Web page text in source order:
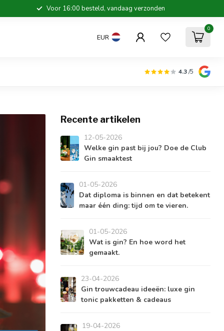
Voor 16:00 besteld, vandaag verzonden
EUR
0
4.3/5
Recente artikelen
12-05-2026
Welke gin past bij jou? Doe de Club
Gin smaaktest
01-05-2026
Dat diploma is binnen en dat betekent
maar één ding: tijd om te vieren.
01-05-2026
Wat is gin? En hoe word het
gemaakt.
23-04-2026
Gin trouwcadeau ideeën: luxe gin
tonic pakketten & cadeaus
19-04-2026